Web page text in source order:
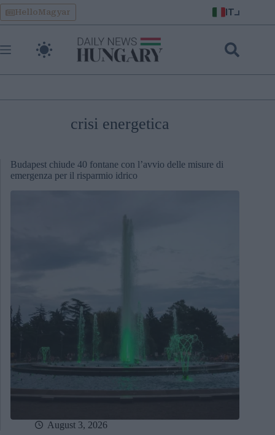
Skip
to
content
HelloMagyar IT
crisi energetica
Budapest chiude 40 fontane con l’avvio delle misure di
emergenza per il risparmio idrico
August 3, 2026